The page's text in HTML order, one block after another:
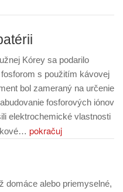
Kórey sa podarilo
s použitím kávovej
bol zameraný na určenie
fosforových iónov
elektrochemické vlastnosti
pokračuj
domáce alebo priemyselné,